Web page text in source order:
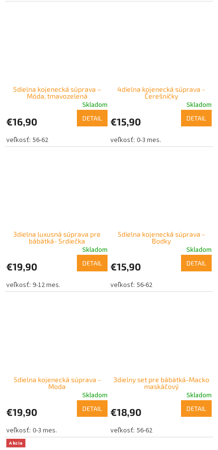
5dielna kojenecká súprava –
Móda, tmavozelená
Skladom
€16,90 DETAIL
56-62
4dielna kojenecká súprava -
Čerešničky
Skladom
€15,90 DETAIL
0-3 mes.
3dielna luxusná súprava pre
bábätká- Srdiečka
Skladom
€19,90 DETAIL
9-12 mes.
5dielna kojenecká súprava -
Bodky
Skladom
€15,90 DETAIL
56-62
5dielna kojenecká súprava -
Moda
Skladom
€19,90 DETAIL
0-3 mes.
3dielny set pre bábätká-Macko
maskáčový
Skladom
€18,90 DETAIL
56-62
Akcia